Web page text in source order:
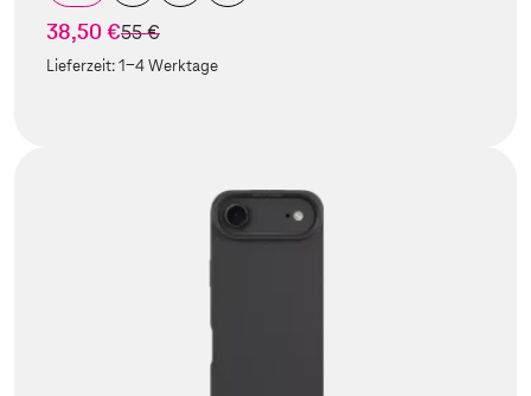
38,50 €statt
55 €
Lieferzeit:1-4 Werktage